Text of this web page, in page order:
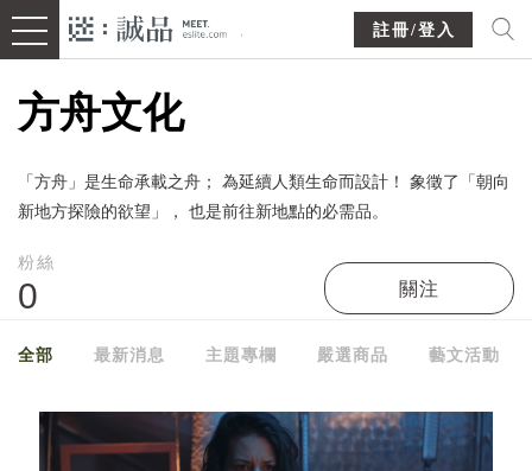
註冊/登入
方舟文化
「方舟」是生命承載之舟； 為延續人類生命而設計！ 象徵了「朝向
新地方探險的欲望」， 也是前往新地點的必需品。
粉絲
0 關注
全部 最新消息 主題專欄 嚴選商品 藝文活動